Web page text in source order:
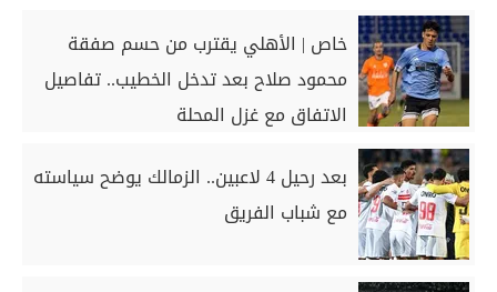
خاص | الأهلي يقترب من حسم صفقة
محمود صلاح بعد تدخل الخطيب.. تفاصيل
الاتفاق مع غزل المحلة
بعد رحيل 4 لاعبين.. الزمالك يوضح سياسته
مع شباب الفريق